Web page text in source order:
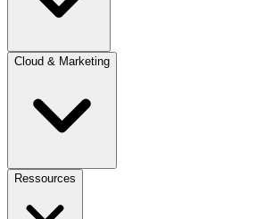
Cloud & Marketing
Ressources